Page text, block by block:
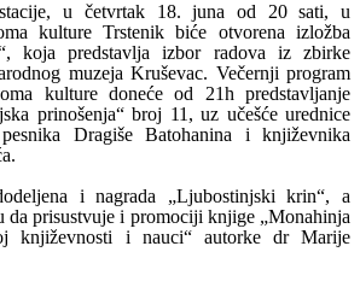
u četvrtak 18. juna od 20 sati, u
kulture Trstenik biće otvorena izložba
koja predstavlja izbor radova iz zbirke
muzeja Kruševac. Večernji program
kulture doneće od 21h predstavljanje
prinošenja“ broj 11, uz učešće urednice
Dragiše Batohanina i književnika
i nagrada „Ljubostinjski krin“, a
prisustvuje i promociji knjige „Monahinja
književnosti i nauci“ autorke dr Marije